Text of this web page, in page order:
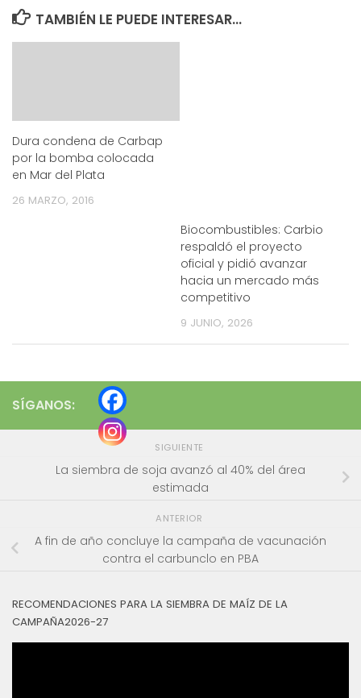
TAMBIÉN LE PUEDE INTERESAR...
Dura condena de Carbap
por la bomba colocada
en Mar del Plata
26 MARZO, 2016
Biocombustibles: Carbio
respaldó el proyecto
oficial y pidió avanzar
hacia un mercado más
competitivo
9 JUNIO, 2026
SÍGANOS:
SIGUIENTE
La siembra de soja avanzó al 40% del área
estimada
ANTERIOR
A fin de año concluye la campaña de vacunación
contra el carbunclo en PBA
RECOMENDACIONES PARA LA SIEMBRA DE MAÍZ DE LA
CAMPAÑA2026-27